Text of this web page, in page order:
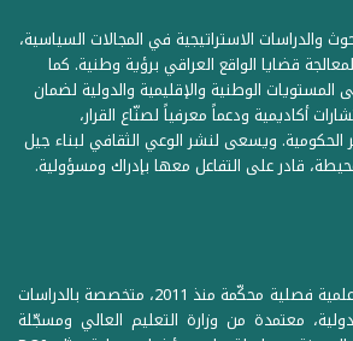
والدراسات الاستراتيجية في المجالات السياسية،
قضايا الواقع العراقي برؤية وطنية. كما
الوطنية والإقليمية والدولية لضمان
أكاديمية ودعماً معرفياً لصنّاع القرار،
الحكومية. ويسعى لنشر الوعي الثقافي لبناء جيل
قادر على التفاعل معها بإدراك ومسؤولية.
يصدر مركز حمورابي مجلة علمية فصلية محكّمة منذ 2011، متخصصة بالدراسات
معتمدة من وزارة التعليم العالي ومسجّلة